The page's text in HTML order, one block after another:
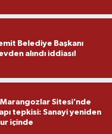
Belediye Başkanı
alındı iddiası!
Marangozlar Sitesi’nde
tepkisi: Sanayi yeniden
içinde